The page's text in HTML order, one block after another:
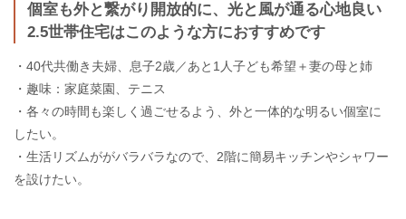
個室も外と繋がり開放的に、光と風が通る心地良い
2.5世帯住宅はこのような方におすすめです
・40代共働き夫婦、息子2歳／あと1人子ども希望＋妻の母と姉
・趣味：家庭菜園、テニス
・各々の時間も楽しく過ごせるよう、外と一体的な明るい個室に
したい。
・生活リズムががバラバラなので、2階に簡易キッチンやシャワー
を設けたい。